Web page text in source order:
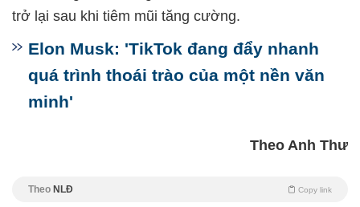
trở lại sau khi tiêm mũi tăng cường.
Elon Musk: 'TikTok đang đẩy nhanh
quá trình thoái trào của một nền văn
minh'
Theo Anh Thư
Theo NLĐ Copy link